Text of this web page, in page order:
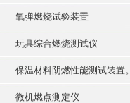
氧弹燃烧试验装置
玩具综合燃烧测试仪
保温材料阴燃性能测试装置。
微机燃点测定仪